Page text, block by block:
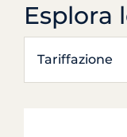
Esplora
Tariffazione